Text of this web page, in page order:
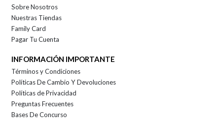
Sobre Nosotros
Nuestras Tiendas
Family Card
Pagar Tu Cuenta
INFORMACIÓN IMPORTANTE
Términos y Condiciones
Políticas De Cambio Y Devoluciones
Políticas de Privacidad
Preguntas Frecuentes
Bases De Concurso